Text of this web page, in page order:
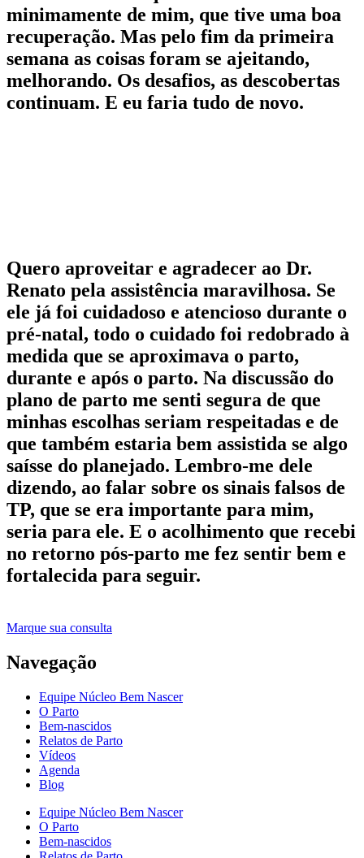
minimamente de mim, que tive uma boa
recuperação. Mas pelo fim da primeira
semana as coisas foram se ajeitando,
melhorando. Os desafios, as descobertas
continuam. E eu faria tudo de novo.
Quero aproveitar e agradecer ao Dr.
Renato pela assistência maravilhosa. Se
ele já foi cuidadoso e atencioso durante o
pré-natal, todo o cuidado foi redobrado à
medida que se aproximava o parto,
durante e após o parto. Na discussão do
plano de parto me senti segura de que
minhas escolhas seriam respeitadas e de
que também estaria bem assistida se algo
saísse do planejado. Lembro-me dele
dizendo, ao falar sobre os sinais falsos de
TP, que se era importante para mim,
seria para ele. E o acolhimento que recebi
no retorno pós-parto me fez sentir bem e
fortalecida para seguir.
Marque sua consulta
Navegação
Equipe Núcleo Bem Nascer
O Parto
Bem-nascidos
Relatos de Parto
Vídeos
Agenda
Blog
Equipe Núcleo Bem Nascer
O Parto
Bem-nascidos